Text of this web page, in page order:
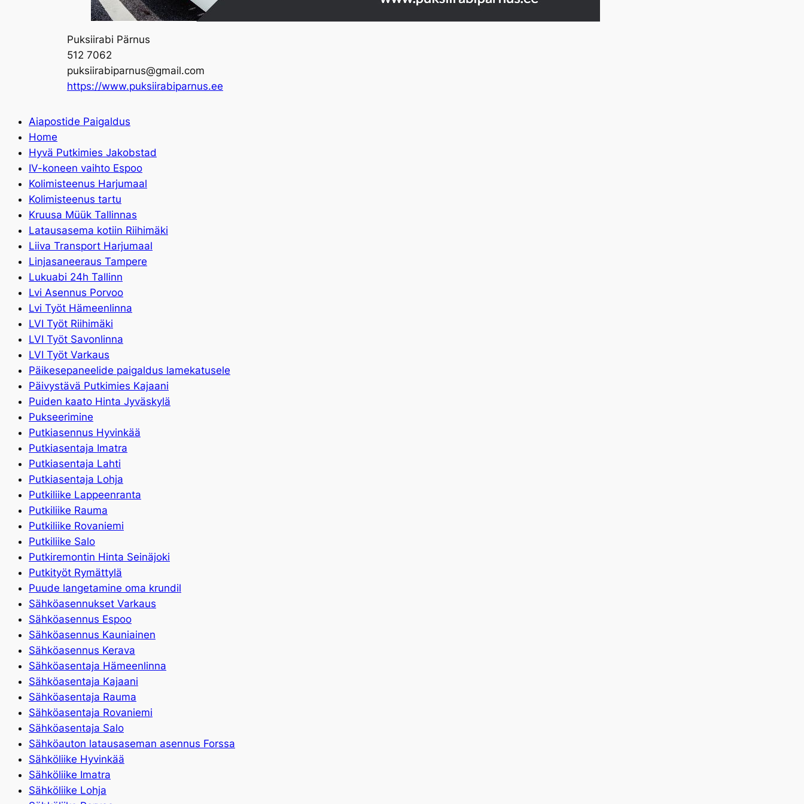
Puksiirabi Pärnus
512 7062
puksiirabiparnus@gmail.com
https://www.puksiirabiparnus.ee
Aiapostide Paigaldus
Home
Hyvä Putkimies Jakobstad
IV-koneen vaihto Espoo
Kolimisteenus Harjumaal
Kolimisteenus tartu
Kruusa Müük Tallinnas
Latausasema kotiin Riihimäki
Liiva Transport Harjumaal
Linjasaneeraus Tampere
Lukuabi 24h Tallinn
Lvi Asennus Porvoo
Lvi Työt Hämeenlinna
LVI Työt Riihimäki
LVI Työt Savonlinna
LVI Työt Varkaus
Päikesepaneelide paigaldus lamekatusele
Päivystävä Putkimies Kajaani
Puiden kaato Hinta Jyväskylä
Pukseerimine
Putkiasennus Hyvinkää
Putkiasentaja Imatra
Putkiasentaja Lahti
Putkiasentaja Lohja
Putkiliike Lappeenranta
Putkiliike Rauma
Putkiliike Rovaniemi
Putkiliike Salo
Putkiremontin Hinta Seinäjoki
Putkityöt Rymättylä
Puude langetamine oma krundil
Sähköasennukset Varkaus
Sähköasennus Espoo
Sähköasennus Kauniainen
Sähköasennus Kerava
Sähköasentaja Hämeenlinna
Sähköasentaja Kajaani
Sähköasentaja Rauma
Sähköasentaja Rovaniemi
Sähköasentaja Salo
Sähköauton latausaseman asennus Forssa
Sähköliike Hyvinkää
Sähköliike Imatra
Sähköliike Lohja